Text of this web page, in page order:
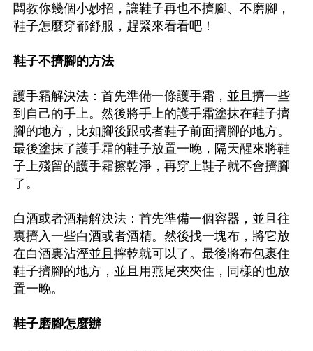
闆教你幾個小妙招，讓鞋子再也不擠腳、不磨腳，
鞋子怎麼穿都舒服，趕緊來看看吧！
鞋子不擠腳的方法
護手霜解決法：首先準備一條護手霜，並且擠一些
到自己的手上。然後將手上的護手霜塗抹在鞋子擠
腳的地方，比如腳後跟或者鞋子前面擠腳的地方。
最後塗抹了護手霜的鞋子放置一晚，隔天醒來將鞋
子上殘留的護手霜擦乾淨，再穿上鞋子就不會擠腳
了。
白酒或者酒精解決法：首先準備一個容器，並且往
裏擠入一些白酒或者酒精。然後找一塊布，將它放
在白酒裏沾溼並且擰乾就可以了。最後將布包裹住
鞋子擠腳的地方，並且用燕尾夾夾住，同樣的也放
置一晚。
鞋子磨腳怎麼辦